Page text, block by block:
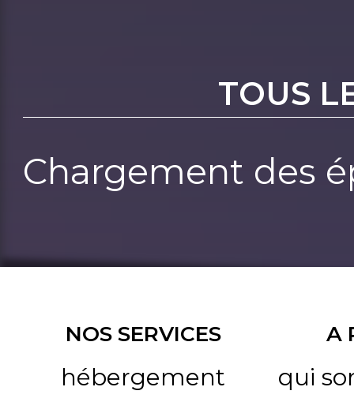
TOUS
Chargement des
NOS SERVICES
hébergement
A
qui